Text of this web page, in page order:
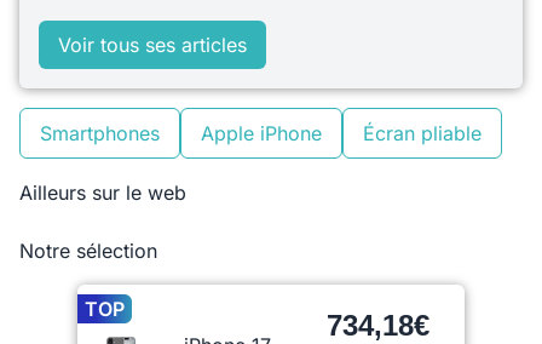
Voir tous ses articles
Smartphones Apple iPhone Écran pliable
Ailleurs sur le web
Notre sélection
TOP
734,18€